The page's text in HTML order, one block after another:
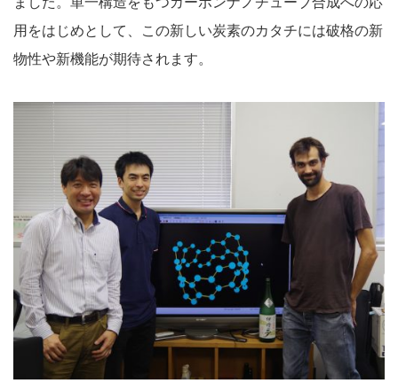
用をはじめとして、この新しい炭素のカタチには破格の新
物性や新機能が期待されます。